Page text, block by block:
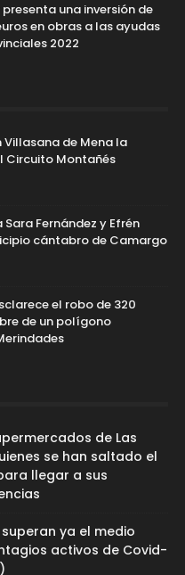
una inversión de
en obras a las ayudas
2022
Villasana de Mena la
Circuito Montañés
Fernández y Efrén
cántabro de Camargo
el robo de 320
de un polígono
de Las
se han saltado el
llegar a sus
ya el medio
activos de Covid-